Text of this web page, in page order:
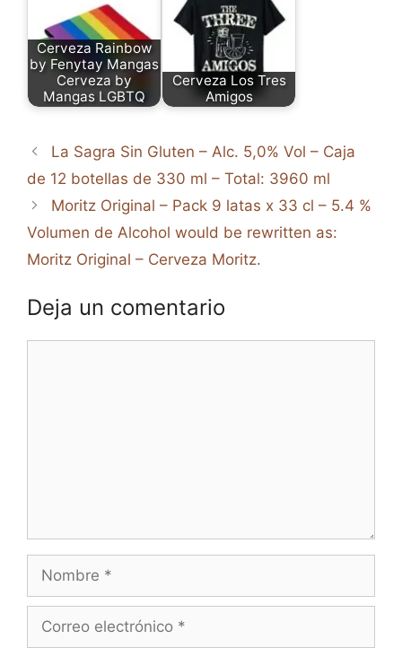
Cerveza Rainbow
by Fenytay Mangas
Cerveza by
Mangas LGBTQ
Cerveza Los Tres
Amigos
La Sagra Sin Gluten – Alc. 5,0% Vol – Caja
de 12 botellas de 330 ml – Total: 3960 ml
Moritz Original – Pack 9 latas x 33 cl – 5.4 %
Volumen de Alcohol would be rewritten as:
Moritz Original – Cerveza Moritz.
Deja un comentario
Nombre
Correo